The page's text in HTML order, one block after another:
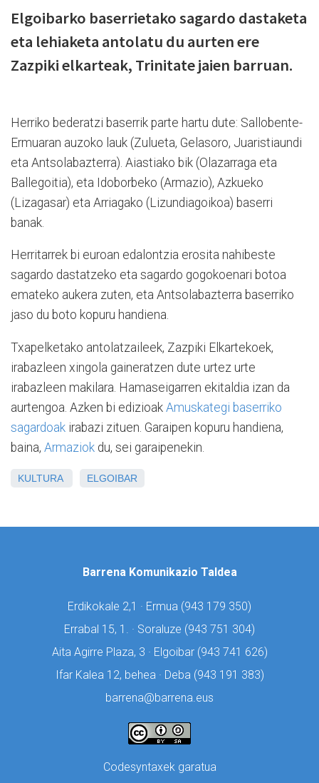
Elgoibarko baserrietako sagardo dastaketa
eta lehiaketa antolatu du aurten ere
Zazpiki elkarteak, Trinitate jaien barruan.
Herriko bederatzi baserrik parte hartu dute: Sallobente-
Ermuaran auzoko lauk (Zulueta, Gelasoro, Juaristiaundi
eta Antsolabazterra). Aiastiako bik (Olazarraga eta
Ballegoitia), eta Idoborbeko (Armazio), Azkueko
(Lizagasar) eta Arriagako (Lizundiagoikoa) baserri
banak.
Herritarrek bi euroan edalontzia erosita nahibeste
sagardo dastatzeko eta sagardo gogokoenari botoa
emateko aukera zuten, eta Antsolabazterra baserriko
jaso du boto kopuru handiena.
Txapelketako antolatzaileek, Zazpiki Elkartekoek,
irabazleen xingola gaineratzen dute urtez urte
irabazleen makilara. Hamaseigarren ekitaldia izan da
aurtengoa. Azken bi edizioak Amuskategi baserriko
sagardoak irabazi zituen. Garaipen kopuru handiena,
baina, Armaziok du, sei garaipenekin.
KULTURA ELGOIBAR
Barrena Komunikazio Taldea
Erdikokale 2,1 · Ermua (943 179 350)
Errabal 15, 1. · Soraluze (943 751 304)
Aita Agirre Plaza, 3 · Elgoibar (943 741 626)
Ifar Kalea 12, behea · Deba (943 191 383)
barrena@barrena.eus
Codesyntaxek garatua